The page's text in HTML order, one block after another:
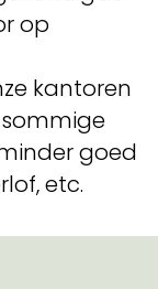
op
kantoren
goed
etc.